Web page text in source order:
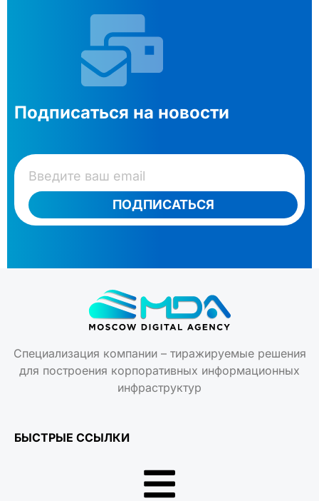
Подписаться на новости
ПОДПИСАТЬСЯ
Специализация компании – тиражируемые решения
для построения корпоративных информационных
инфраструктур
БЫСТРЫЕ ССЫЛКИ